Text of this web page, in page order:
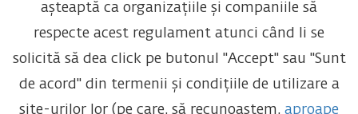
așteaptă ca organizațiile și companiile să
respecte acest regulament atunci când li se
solicită să dea click pe butonul "Accept" sau "Sunt
de acord" din termenii și condițiile de utilizare a
site-urilor lor (pe care, să recunoaștem, aproape